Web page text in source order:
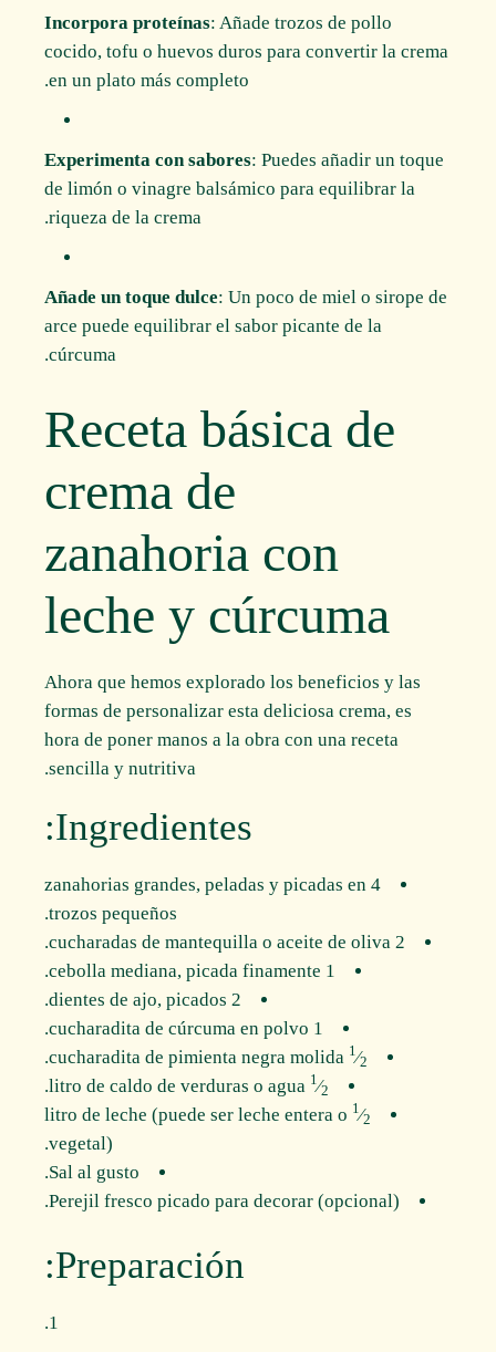
Incorpora proteínas: Añade trozos de pollo
cocido, tofu o huevos duros para convertir la crema
en un plato más completo.
Experimenta con sabores: Puedes añadir un toque
de limón o vinagre balsámico para equilibrar la
riqueza de la crema.
Añade un toque dulce: Un poco de miel o sirope de
arce puede equilibrar el sabor picante de la
cúrcuma.
Receta básica de
crema de
zanahoria con
leche y cúrcuma
Ahora que hemos explorado los beneficios y las
formas de personalizar esta deliciosa crema, es
hora de poner manos a la obra con una receta
sencilla y nutritiva.
Ingredientes:
4 zanahorias grandes, peladas y picadas en
trozos pequeños.
2 cucharadas de mantequilla o aceite de oliva.
1 cebolla mediana, picada finamente.
2 dientes de ajo, picados.
1 cucharadita de cúrcuma en polvo.
1⁄2
1⁄2
1⁄2
litro de leche (puede ser leche entera o
vegetal).
Sal al gusto.
Perejil fresco picado para decorar (opcional).
Preparación: